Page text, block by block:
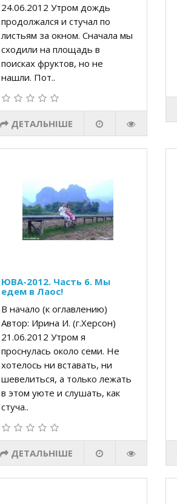
24.06.2012 Утром дождь
продолжался и стучал по
листьям за окном. Сначала мы
сходили на площадь в
поисках фруктов, но не
нашли. Пот..
ДЕТАЛЬНІШЕ
ЮВА-2012. Часть 6. Мы
едем в Лаос!
В начало (к оглавлению)
Автор: Ирина И. (г.Херсон)
21.06.2012 Утром я
проснулась около семи. Не
хотелось ни вставать, ни
шевелиться, а только лежать
в этом уюте и слушать, как
стуча..
ДЕТАЛЬНІШЕ